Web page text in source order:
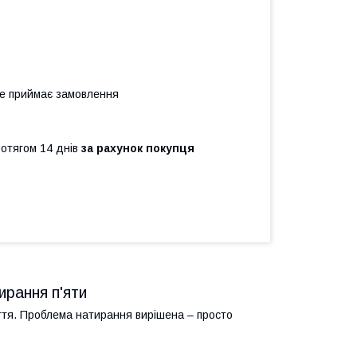
приймає замовлення
14 днів за рахунок покупця
п'яти
Проблема натирання вирішена – просто